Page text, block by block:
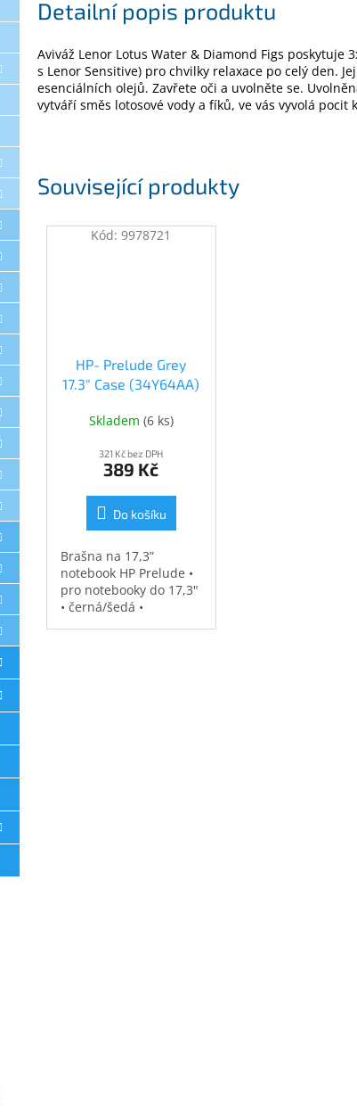
Související produkty
HP- Prelude Grey
17.3" Case (34Y64AA)
Skladem (6 ks)
321 Kč bez DPH
389 Kč
Do košíku
Brašna na 17,3”
notebook HP Prelude •
pro notebooky do 17,3"
• černá/šedá •
Kód:9978721
Detailní popis produktu
Aviváž Lenor Lotus Water & Diamond Figs poskytuje
s Lenor Sensitive) pro chvilky relaxace po celý den.
esenciálních olejů. Zavřete oči a uvolněte se.
vytváří směs lotosové vody a fíků, ve vás vyvolá pocit